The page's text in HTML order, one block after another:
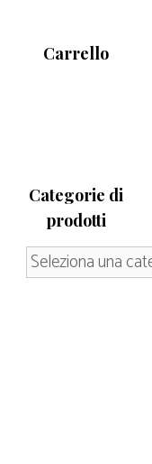
Carrello
Categorie di
prodotti